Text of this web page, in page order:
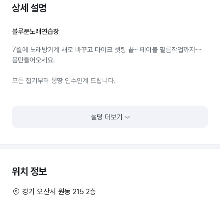
상세 설명
블루문노래연습장
7월에 노래방기계 새로 바꾸고 마이크 셋팅 끝~ 테이블 필름작업까지~~
몸만들어오세요.
모든 집기부터 몽땅 인수인계 드립니다.
설명 더보기
위치 정보
경기 오산시 원동 215 2층